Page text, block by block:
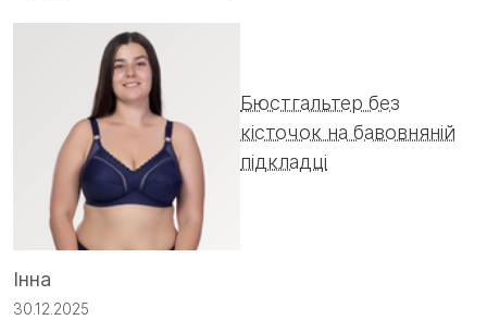
Бюстгальтер без
кісточок на бавовняній
підкладці
Інна
30.12.2025